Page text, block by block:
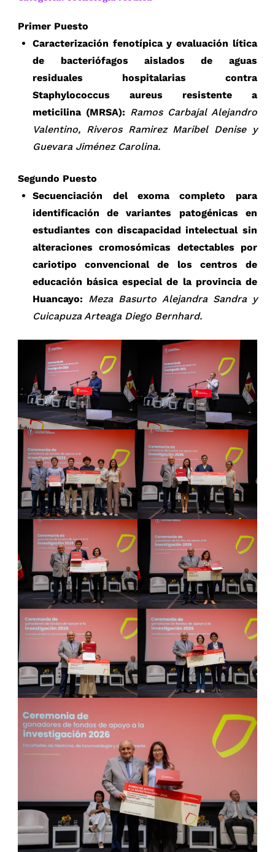
Primer Puesto
Caracterización fenotípica y evaluación lítica
de bacteriófagos aislados de aguas
residuales hospitalarias contra
Staphylococcus aureus resistente a
meticilina (MRSA): Ramos Carbajal Alejandro
Valentino, Riveros Ramirez Maribel Denise y
Guevara Jiménez Carolina.
Segundo Puesto
Secuenciación del exoma completo para
identificación de variantes patogénicas en
estudiantes con discapacidad intelectual sin
alteraciones cromosómicas detectables por
cariotipo convencional de los centros de
educación básica especial de la provincia de
Huancayo: Meza Basurto Alejandra Sandra y
Cuicapuza Arteaga Diego Bernhard.